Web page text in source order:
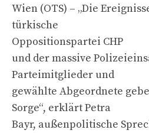
Wien (OTS) – „Die
türkische
Oppositionspartei CHP
und der massive
Parteimitglieder und
gewählte Abgeordnete
Sorge“, erklärt Petra
Bayr, außenpolitische